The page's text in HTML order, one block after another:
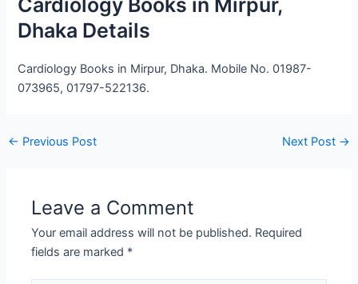
Dhaka Details
Cardiology Books in Mirpur, Dhaka. Mobile No. 01987-
073965, 01797-522136.
← Previous Post Next Post →
Leave a Comment
Your email address will not be published. Required
fields are marked *